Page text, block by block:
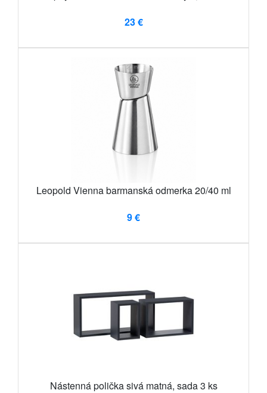
23 €
Leopold Vienna barmanská odmerka 20/40 ml
9 €
Nástenná polička sivá matná, sada 3 ks